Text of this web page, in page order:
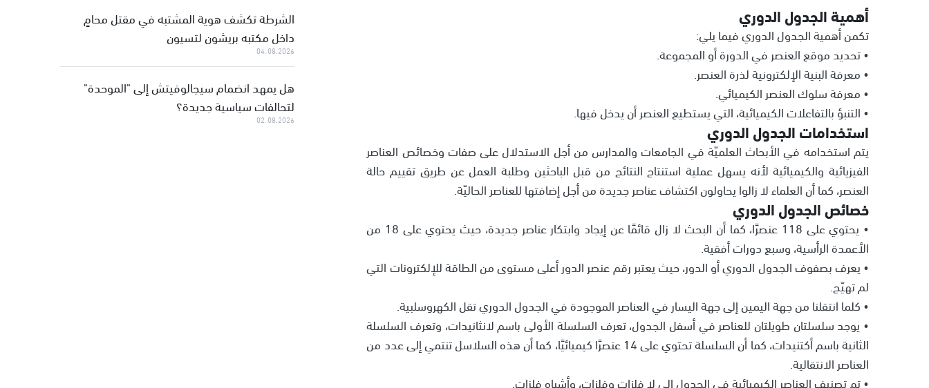
أهمية الجدول الدوري
تكمن أهمية الجدول الدوري فيما يلي:
• تحديد موقع العنصر في الدورة أو المجموعة.
• معرفة البنية الإلكترونية لذرة العنصر.
• معرفة سلوك العنصر الكيميائي.
• التنبؤ بالتفاعلات الكيميائية، التي يستطيع العنصر أن يدخل فيها.
استخدامات الجدول الدوري
يتم استخدامه في الأبحاث العلميّة في الجامعات والمدارس من أجل الاستدلال على صفات وخصائص العناصر
الفيزيائية والكيميائية لأنه يسهل عملية استنتاج النتائج من قبل الباحثين وطلبة العمل عن طريق تقييم حالة
العنصر، كما أن العلماء لا زالوا يحاولون اكتشاف عناصر جديدة من أجل إضافتها للعناصر الحاليّة.
خصائص الجدول الدوري
• يحتوي على 118 عنصرًا، كما أن البحث لا زال قائمًا عن إيجاد وابتكار عناصر جديدة، حيث يحتوي على 18 من
الأعمدة الرأسية، وسبع دورات أفقية.
• يعرف بصفوف الجدول الدوري أو الدور، حيث يعتبر رقم عنصر الدور أعلى مستوى من الطاقة للإلكترونات التي
لم تهيّج.
• كلما انتقلنا من جهة اليمين إلى جهة اليسار في العناصر الموجودة في الجدول الدوري تقل الكهروسلبية.
• يوجد سلسلتان طويلتان للعناصر في أسفل الجدول، تعرف السلسلة الأولى باسم لانثانيدات، وتعرف السلسلة
الثانية باسم أكتنيدات، كما أن السلسلة تحتوي على 14 عنصرًا كيميائيًا، كما أن هذه السلاسل تنتمي إلى عدد من
العناصر الانتقالية.
• تم تصنيف العناصر الكيميائية في الجدول إلى لا فلزات وفلزات، وأشباه فلزات.
الشرطة تكشف هوية المشتبه في مقتل محامٍ
داخل مكتبه بريشون لتسيون
04.08.2026
هل يمهد انضمام سيجالوفيتش إلى "الموحدة"
لتحالفات سياسية جديدة؟
02.08.2026